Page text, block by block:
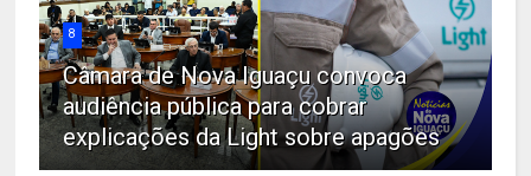
8
Câmara de Nova Iguaçu convoca
audiência pública para cobrar
explicações da Light sobre apagões